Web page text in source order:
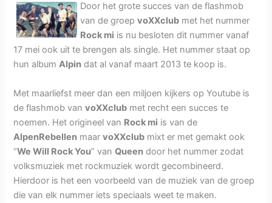
Door het grote succes van de flashmob
van de groepvoXXclub met het nummer
Rock mi is nu besloten dit nummer vanaf
17 mei ook uit te brengen als single. Het nummer staat op
hun albumAlpin dat al vanaf maart 2013 te koop is.
Met maarliefst meer dan een miljoen kijkers op Youtube is
de flashmob vanvoXXclub met recht een succes te
noemen. Het origineel van Rock mi is van de
AlpenRebellen maarvoXXclub mixt er met gemakt ook
“We Will Rock You” vanQueen door het nummer zodat
volksmuziek met rockmuziek wordt gecombineerd.
Hierdoor is het een voorbeeld van de muziek van de groep
die van elk nummer iets speciaals weet te maken.